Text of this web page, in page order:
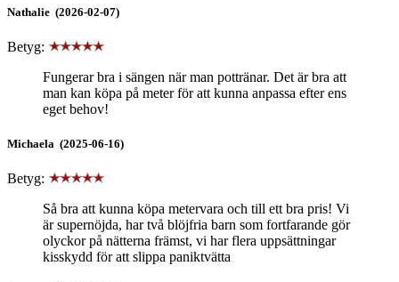
Nathalie (2026-02-07)
Betyg:
Fungerar bra i sängen när man pottränar. Det är bra att
man kan köpa på meter för att kunna anpassa efter ens
eget behov!
Michaela (2025-06-16)
Betyg:
Så bra att kunna köpa metervara och till ett bra pris! Vi
är supernöjda, har två blöjfria barn som fortfarande gör
olyckor på nätterna främst, vi har flera uppsättningar
kisskydd för att slippa paniktvätta